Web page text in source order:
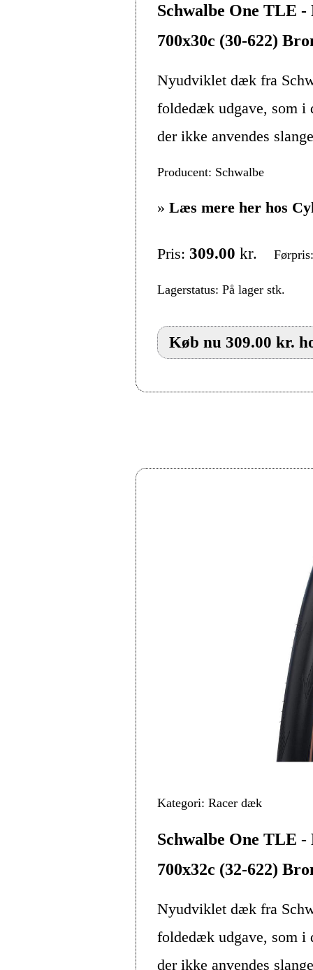
Schwalbe One TLE
700x30c (30-622)
Nyudviklet dæk fra
foldedæk udgave, som i
der ikke anvendes
Producent: Schwalbe
» Læs mere her hos
Pris: 309.00 kr.
Lagerstatus: På lager stk.
Køb nu 309.00 kr.
Kategori: Racer dæk
Schwalbe One TLE
700x32c (32-622)
Nyudviklet dæk fra
foldedæk udgave, som i
der ikke anvendes